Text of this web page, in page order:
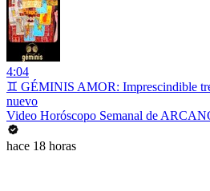
4:04
♊ GÉMINIS AMOR: Imprescindible
nuevo
Video Horóscopo Semanal de
hace 18 horas